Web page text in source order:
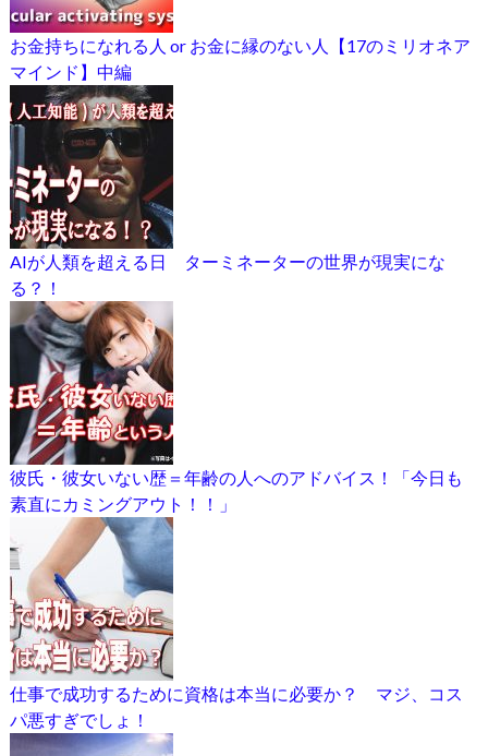
お金持ちになれる人 or お金に縁のない人【17のミリオネア
マインド】中編
AIが人類を超える日 ターミネーターの世界が現実にな
る？！
彼氏・彼女いない歴＝年齢の人へのアドバイス！「今日も
素直にカミングアウト！！」
仕事で成功するために資格は本当に必要か？ マジ、コス
パ悪すぎでしょ！